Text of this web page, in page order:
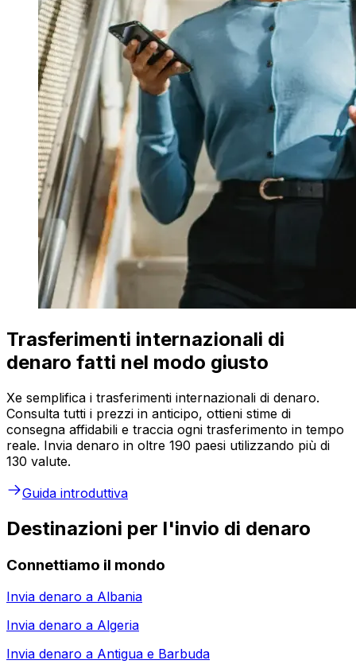
Trasferimenti internazionali di
denaro fatti nel modo giusto
Xe semplifica i trasferimenti internazionali di denaro.
Consulta tutti i prezzi in anticipo, ottieni stime di
consegna affidabili e traccia ogni trasferimento in tempo
reale. Invia denaro in oltre 190 paesi utilizzando più di
130 valute.
Guida introduttiva
Destinazioni per l'invio di denaro
Connettiamo il mondo
Invia denaro a Albania
Invia denaro a Algeria
Invia denaro a Antigua e Barbuda